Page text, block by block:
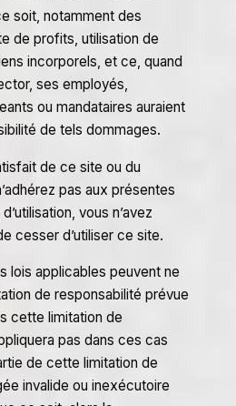
soit, notamment des
de profits, utilisation de
incorporels, et ce, quand
ses employés,
ou mandataires auraient
de tels dommages.
de ce site ou du
pas aux présentes
vous n’avez
cesser d’utiliser ce site.
lois applicables peuvent ne
de responsabilité prévue
cette limitation de
pas dans ces cas
de cette limitation de
invalide ou inexécutoire